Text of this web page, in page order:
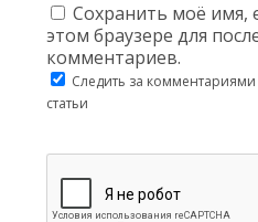
Сохранить моё имя,
этом браузере для
комментариев.
Следить за комментариями
статьи